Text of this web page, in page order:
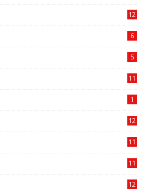
12
6
5
11
1
12
11
11
12